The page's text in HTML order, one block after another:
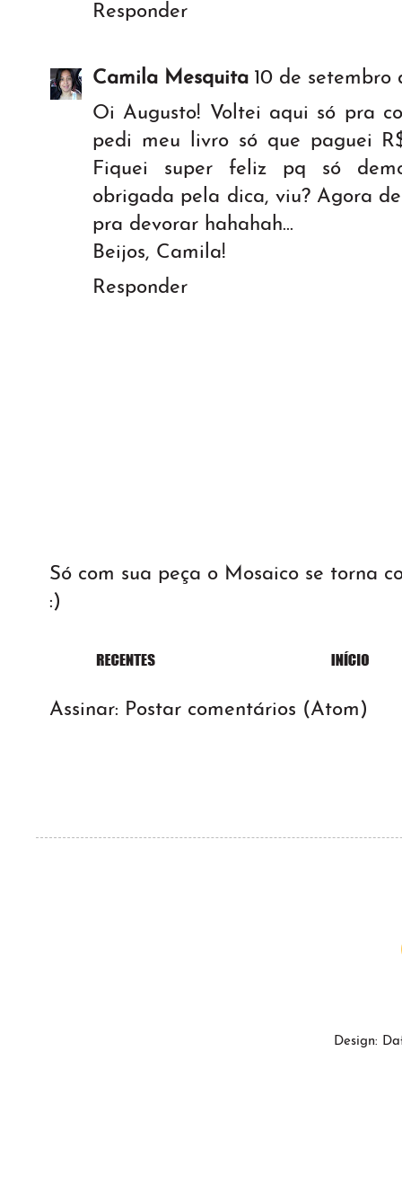
Responder
Camila Mesquita 10 de setembro
Oi Augusto! Voltei aqui só pra
pedi meu livro só que paguei
Fiquei super feliz pq só
obrigada pela dica, viu? Agora
pra devorar hahahah...
Beijos, Camila!
Responder
Só com sua peça o Mosaico se torna
:)
Assinar: Postar comentários (Atom)
Design: